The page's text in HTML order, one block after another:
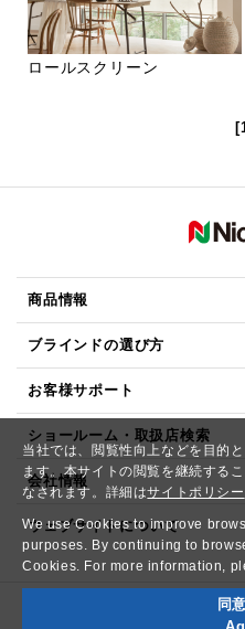
当社では、閲覧性向上などを目的
ます。本サイトの閲覧を継続する
なされます。詳細はサイトポリシー
We use Cookies to improve
purposes. By continuing to
Cookies. For more information,
同
ロールスクリーン
商品情報
ブラインドの選び方
お客様サポート
ショールーム・取扱店検索
会社情報
ウェブサイトについて
Copyright© NICHIBEI